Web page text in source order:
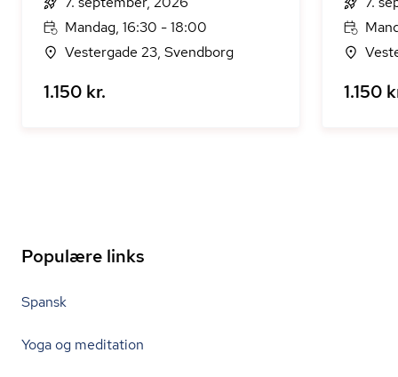
Mandag, 16:30 - 18:00
Vestergade 23, Svendborg
1.150 kr. 1.150
Populære links
Spansk
Yoga og meditation